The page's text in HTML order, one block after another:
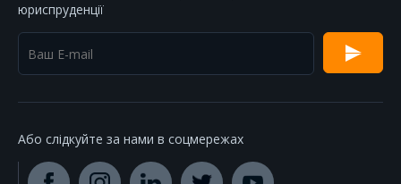
юриспруденції
Або слідкуйте за нами в соцмережах